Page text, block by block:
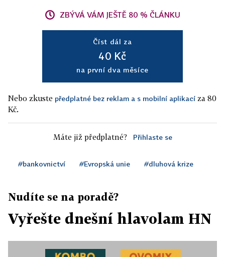
ZBÝVÁ VÁM JEŠTĚ 80 % ČLÁNKU
Číst dál za
40 Kč
na první dva měsíce
Nebo zkuste předplatné bez reklam a s mobilní aplikací za 80
Kč.
Máte již předplatné? Přihlaste se
#bankovnictví #Evropská unie #dluhová krize
Nudíte se na poradě?
Vyřešte dnešní hlavolam HN